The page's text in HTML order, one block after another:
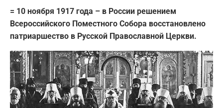
= 10 ноября 1917 года – в России решением
Всероссийского Поместного Собора восстановлено
патриаршество в Русской Православной Церкви.